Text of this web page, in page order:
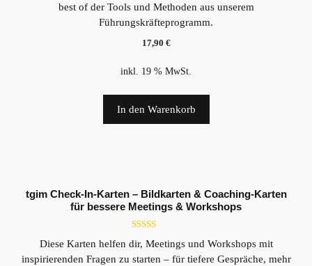
best of der Tools und Methoden aus unserem
Führungskräfteprogramm.
17,90 €
inkl. 19 % MwSt.
In den Warenkorb
tgim Check-In-Karten – Bildkarten & Coaching-Karten
für bessere Meetings & Workshops
von 5
Diese Karten helfen dir, Meetings und Workshops mit
inspirierenden Fragen zu starten – für tiefere Gespräche, mehr